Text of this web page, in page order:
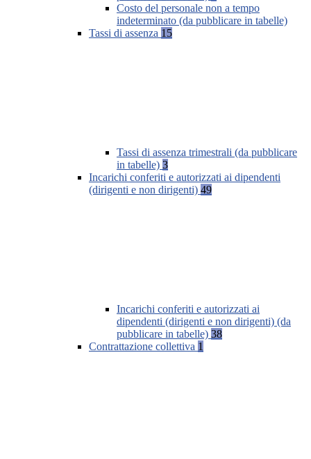
Costo del personale non a tempo
indeterminato (da pubblicare in tabelle)
Tassi di assenza 15
Tassi di assenza trimestrali (da pubblicare
in tabelle) 3
Incarichi conferiti e autorizzati ai dipendenti
(dirigenti e non dirigenti) 49
Incarichi conferiti e autorizzati ai
dipendenti (dirigenti e non dirigenti) (da
pubblicare in tabelle) 38
Contrattazione collettiva 1